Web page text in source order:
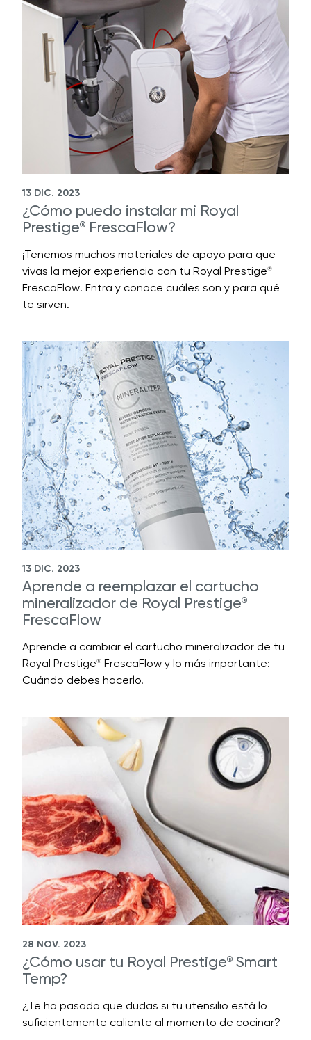
13 DIC. 2023
¿Cómo puedo instalar mi Royal
Prestige® FrescaFlow?
¡Tenemos muchos materiales de apoyo para que
vivas la mejor experiencia con tu Royal Prestige®
FrescaFlow! Entra y conoce cuáles son y para qué
te sirven.
13 DIC. 2023
Aprende a reemplazar el cartucho
mineralizador de Royal Prestige®
FrescaFlow
Aprende a cambiar el cartucho mineralizador de tu
Royal Prestige® FrescaFlow y lo más importante:
Cuándo debes hacerlo.
28 NOV. 2023
¿Cómo usar tu Royal Prestige® Smart
Temp?
¿Te ha pasado que dudas si tu utensilio está lo
suficientemente caliente al momento de cocinar?